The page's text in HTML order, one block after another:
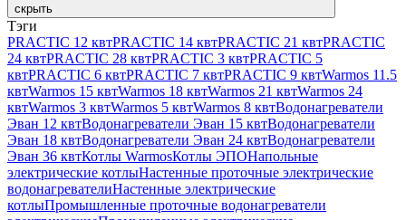
скрыть
Тэги
PRACTIC 12 квтPRACTIC 14 квтPRACTIC 21 квтPRACTIC
24 квтPRACTIC 28 квтPRACTIC 3 квтPRACTIC 5
квтPRACTIC 6 квтPRACTIC 7 квтPRACTIC 9 квтWarmos 11.5
квтWarmos 15 квтWarmos 18 квтWarmos 21 квтWarmos 24
квтWarmos 3 квтWarmos 5 квтWarmos 8 квтВодонагреватели
Эван 12 квтВодонагреватели Эван 15 квтВодонагреватели
Эван 18 квтВодонагреватели Эван 24 квтВодонагреватели
Эван 36 квтКотлы WarmosКотлы ЭПОНапольные
электрические котлыНастенные проточные электрические
водонагревателиНастенные электрические
котлыПромышленные проточные водонагреватели